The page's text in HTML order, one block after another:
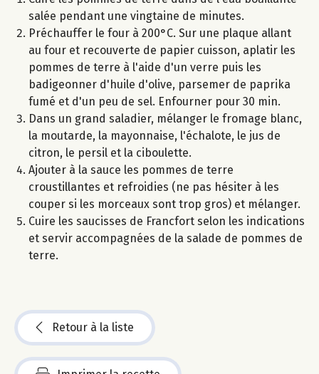
salée pendant une vingtaine de minutes.
Préchauffer le four à 200°C. Sur une plaque allant
au four et recouverte de papier cuisson, aplatir les
pommes de terre à l'aide d'un verre puis les
badigeonner d'huile d'olive, parsemer de paprika
fumé et d'un peu de sel. Enfourner pour 30 min.
Dans un grand saladier, mélanger le fromage blanc,
la moutarde, la mayonnaise, l'échalote, le jus de
citron, le persil et la ciboulette.
Ajouter à la sauce les pommes de terre
croustillantes et refroidies (ne pas hésiter à les
couper si les morceaux sont trop gros) et mélanger.
Cuire les saucisses de Francfort selon les indications
et servir accompagnées de la salade de pommes de
terre.
Retour à la liste